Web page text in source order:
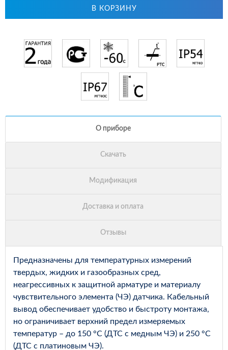
В КОРЗИНУ
Предназначены для температурных измерений
твердых, жидких и газообразных сред,
неагрессивных к защитной арматуре и материалу
чувствительного элемента (ЧЭ) датчика. Кабельный
вывод обеспечивает удобство и быстроту монтажа,
но ограничивает верхний предел измеряемых
температур – до 150 °С (ДТС с медным ЧЭ) и 250 °С
(ДТС с платиновым ЧЭ).